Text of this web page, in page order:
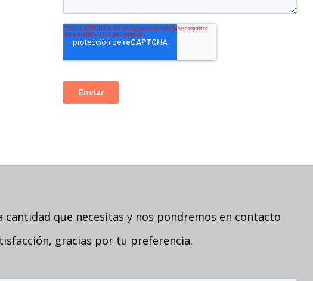
cantidad que necesitas y nos pondremos en contacto
gracias por tu preferencia.